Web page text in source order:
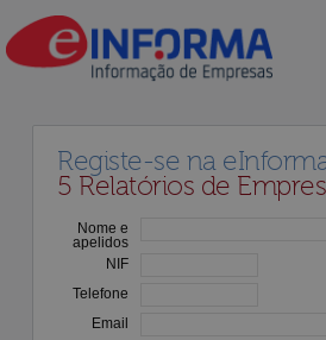
Registe-se na
5 Relatórios de
Nome e
apelidos
NIF
Telefone
Email